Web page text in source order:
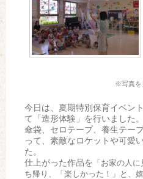
※写真を
今日は、夏期特別保育イベン
て「造形体験」を行いました。
傘袋、セロテープ、養生テー
って、素敵なロケットや可愛
た。
仕上がった作品を 「お家の人
ち帰り、
「楽しかった！」と、